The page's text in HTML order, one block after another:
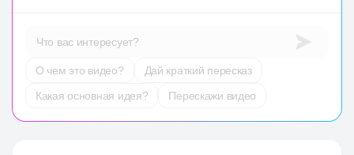
Что вас интересует?
О чем это видео?
Дай краткий пересказ
Какая основная идея?
Перескажи видео